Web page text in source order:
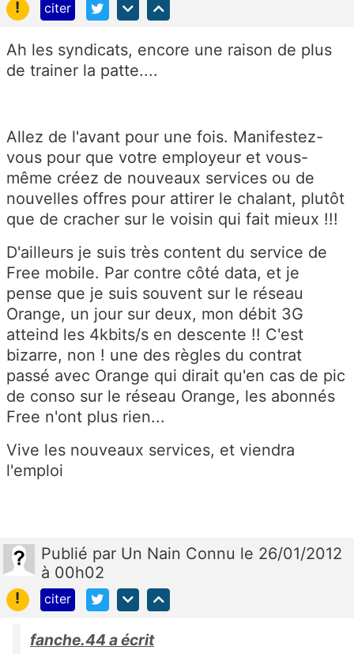
!
citer
Ah les syndicats, encore une raison de plus
de trainer la patte....
Allez de l'avant pour une fois. Manifestez-
vous pour que votre employeur et vous-
même créez de nouveaux services ou de
nouvelles offres pour attirer le chalant, plutôt
que de cracher sur le voisin qui fait mieux !!!
D'ailleurs je suis très content du service de
Free mobile. Par contre côté data, et je
pense que je suis souvent sur le réseau
Orange, un jour sur deux, mon débit 3G
atteind les 4kbits/s en descente !! C'est
bizarre, non ! une des règles du contrat
passé avec Orange qui dirait qu'en cas de pic
de conso sur le réseau Orange, les abonnés
Free n'ont plus rien...
Vive les nouveaux services, et viendra
l'emploi
Publié par Un Nain Connu le 26/01/2012
à 00h02
!
citer
fanche.44 a écrit